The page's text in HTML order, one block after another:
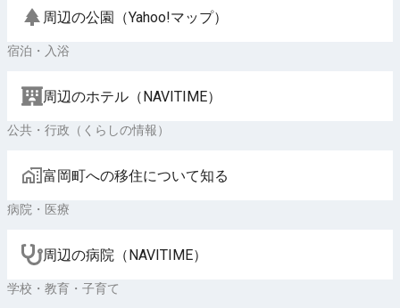
周辺の公園（Yahoo!マップ）
宿泊・入浴
周辺のホテル（NAVITIME）
公共・行政（くらしの情報）
富岡町への移住について知る
病院・医療
周辺の病院（NAVITIME）
学校・教育・子育て